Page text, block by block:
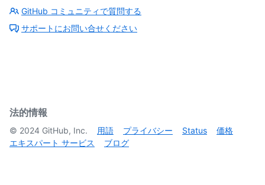
GitHub コミュニティで質問する
サポートにお問い合せください
法的情報
© 2024 GitHub, Inc. 用語 プライバシー Status
価格
エキスパート サービス
ブログ